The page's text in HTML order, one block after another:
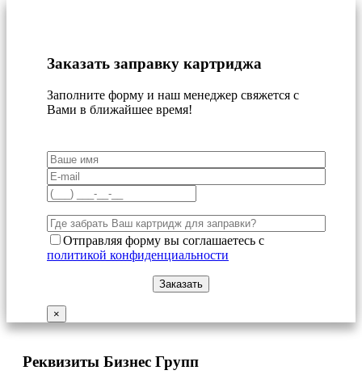
Заказать заправку картриджа
Заполните форму и наш менеджер свяжется с
Вами в ближайшее время!
Отправляя форму вы соглашаетесь с
политикой конфиденциальности
×
Реквизиты Бизнес Групп